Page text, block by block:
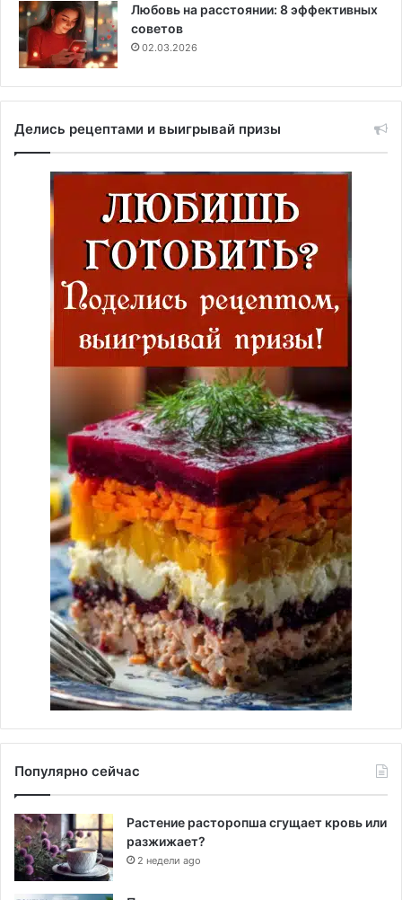
Любовь на расстоянии: 8 эффективных
советов
02.03.2026
Делись рецептами и выигрывай призы
Популярно сейчас
Растение расторопша сгущает кровь или
разжижает?
2 недели ago